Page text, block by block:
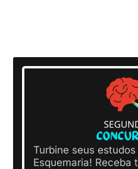
Turbine seus
Esquemaria! Receba